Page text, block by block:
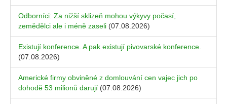
Odborníci: Za nižší sklizeň mohou výkyvy počasí,
zemědělci ale i méně zaseli (07.08.2026)
Existují konference. A pak existují pivovarské konference.
(07.08.2026)
Americké firmy obviněné z domlouvání cen vajec jich po
dohodě 53 milionů darují (07.08.2026)